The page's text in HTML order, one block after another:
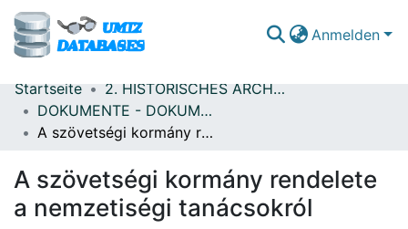
Anmelden
Bereiche & Sammlungen
Durchsuche DSpace
Statistiken
Startseite
2. HISTORISCHES ARCHIV - TÖRTÉNELMI LEVÉLTÁR (1921-1999)
DOKUMENTE - DOKUMENTUMOK
A szövetségi kormány rendelete a nemzetiségi tanácsokról
A szövetségi kormány rendelete
a nemzetiségi tanácsokról